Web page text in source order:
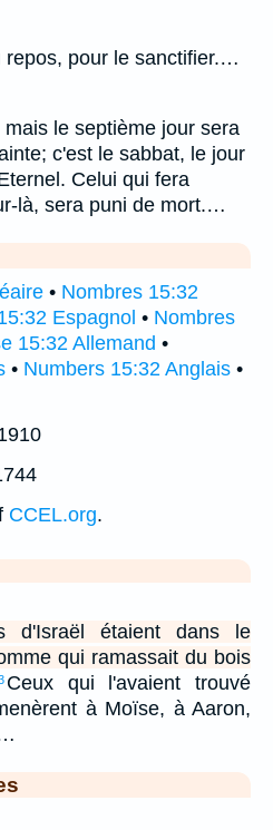
repos, pour le sanctifier.…
le septième jour sera
c'est le sabbat, le jour
Celui qui fera
là, sera puni de mort.…
• Nombres 15:32
Espagnol • Nombres
15:32 Allemand •
• Numbers 15:32 Anglais •
CCEL.org.
d'Israël étaient dans le
qui ramassait du bois
Ceux qui l'avaient trouvé
à Moïse, à Aaron,